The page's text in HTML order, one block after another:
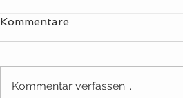
Duit & Knit
Kommentare
Kommentar verfassen...